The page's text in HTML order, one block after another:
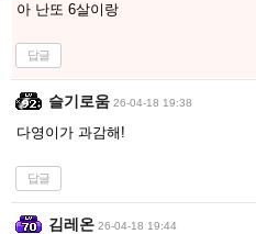
아 난또 6살이랑
답글
슬기로움 26-04-18 19:38
다영이가 과감해!
답글
김레온 26-04-18 19:44